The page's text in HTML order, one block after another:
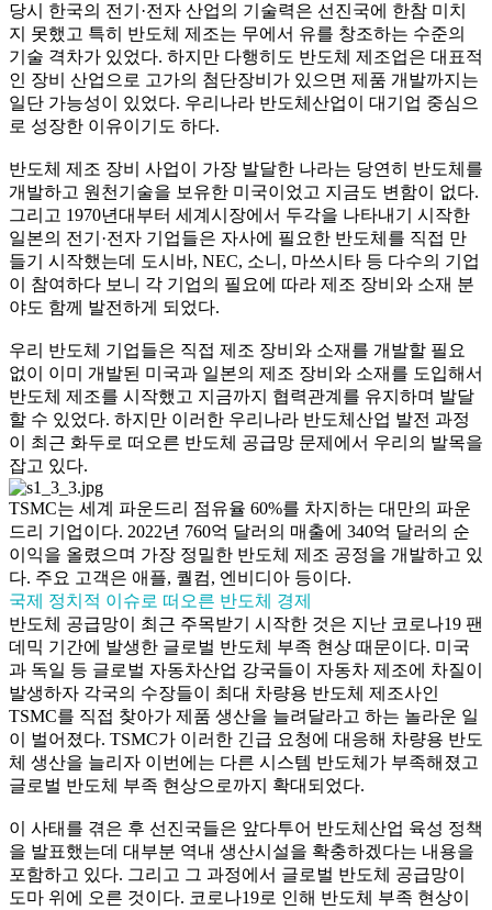
당시 한국의 전기·전자 산업의 기술력은 선진국에 한참 미치
지 못했고 특히 반도체 제조는 무에서 유를 창조하는 수준의
기술 격차가 있었다. 하지만 다행히도 반도체 제조업은 대표적
인 장비 산업으로 고가의 첨단장비가 있으면 제품 개발까지는
일단 가능성이 있었다. 우리나라 반도체산업이 대기업 중심으
로 성장한 이유이기도 하다.
반도체 제조 장비 사업이 가장 발달한 나라는 당연히 반도체를
개발하고 원천기술을 보유한 미국이었고 지금도 변함이 없다.
그리고 1970년대부터 세계시장에서 두각을 나타내기 시작한
일본의 전기·전자 기업들은 자사에 필요한 반도체를 직접 만
들기 시작했는데 도시바, NEC, 소니, 마쓰시타 등 다수의 기업
이 참여하다 보니 각 기업의 필요에 따라 제조 장비와 소재 분
야도 함께 발전하게 되었다.
우리 반도체 기업들은 직접 제조 장비와 소재를 개발할 필요
없이 이미 개발된 미국과 일본의 제조 장비와 소재를 도입해서
반도체 제조를 시작했고 지금까지 협력관계를 유지하며 발달
할 수 있었다. 하지만 이러한 우리나라 반도체산업 발전 과정
이 최근 화두로 떠오른 반도체 공급망 문제에서 우리의 발목을
잡고 있다.
TSMC는 세계 파운드리 점유율 60%를 차지하는 대만의 파운
드리 기업이다. 2022년 760억 달러의 매출에 340억 달러의 순
이익을 올렸으며 가장 정밀한 반도체 제조 공정을 개발하고 있
다. 주요 고객은 애플, 퀄컴, 엔비디아 등이다.
국제 정치적 이슈로 떠오른 반도체 경제
반도체 공급망이 최근 주목받기 시작한 것은 지난 코로나19 팬
데믹 기간에 발생한 글로벌 반도체 부족 현상 때문이다. 미국
과 독일 등 글로벌 자동차산업 강국들이 자동차 제조에 차질이
발생하자 각국의 수장들이 최대 차량용 반도체 제조사인
TSMC를 직접 찾아가 제품 생산을 늘려달라고 하는 놀라운 일
이 벌어졌다. TSMC가 이러한 긴급 요청에 대응해 차량용 반도
체 생산을 늘리자 이번에는 다른 시스템 반도체가 부족해졌고
글로벌 반도체 부족 현상으로까지 확대되었다.
이 사태를 겪은 후 선진국들은 앞다투어 반도체산업 육성 정책
을 발표했는데 대부분 역내 생산시설을 확충하겠다는 내용을
포함하고 있다. 그리고 그 과정에서 글로벌 반도체 공급망이
도마 위에 오른 것이다. 코로나19로 인해 반도체 부족 현상이